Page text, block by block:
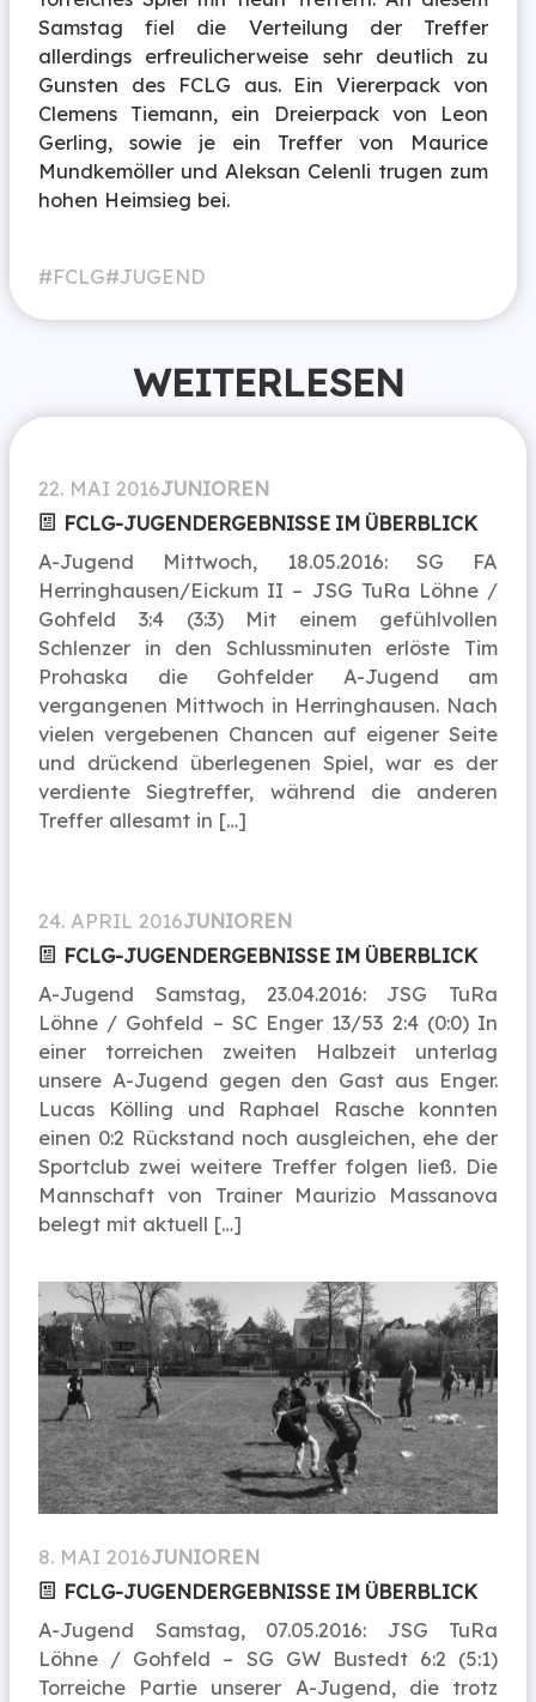
Samstag fiel die Verteilung der Treffer
allerdings erfreulicherweise sehr deutlich zu
Gunsten des FCLG aus. Ein Viererpack von
Clemens Tiemann, ein Dreierpack von Leon
Gerling, sowie je ein Treffer von Maurice
Mundkemöller und Aleksan Celenli trugen zum
hohen Heimsieg bei.
FCLG JUGEND
WEITERLESEN
22. MAI 2016JUNIOREN
FCLG-JUGENDERGEBNISSE IM ÜBERBLICK
A-Jugend Mittwoch, 18.05.2016: SG FA
Herringhausen/Eickum II – JSG TuRa Löhne /
Gohfeld 3:4 (3:3) Mit einem gefühlvollen
Schlenzer in den Schlussminuten erlöste Tim
Prohaska die Gohfelder A-Jugend am
vergangenen Mittwoch in Herringhausen. Nach
vielen vergebenen Chancen auf eigener Seite
und drückend überlegenen Spiel, war es der
verdiente Siegtreffer, während die anderen
Treffer allesamt in […]
24. APRIL 2016JUNIOREN
FCLG-JUGENDERGEBNISSE IM ÜBERBLICK
A-Jugend Samstag, 23.04.2016: JSG TuRa
Löhne / Gohfeld – SC Enger 13/53 2:4 (0:0) In
einer torreichen zweiten Halbzeit unterlag
unsere A-Jugend gegen den Gast aus Enger.
Lucas Kölling und Raphael Rasche konnten
einen 0:2 Rückstand noch ausgleichen, ehe der
Sportclub zwei weitere Treffer folgen ließ. Die
Mannschaft von Trainer Maurizio Massanova
belegt mit aktuell […]
8. MAI 2016JUNIOREN
FCLG-JUGENDERGEBNISSE IM ÜBERBLICK
A-Jugend Samstag, 07.05.2016: JSG TuRa
Löhne / Gohfeld – SG GW Bustedt 6:2 (5:1)
Torreiche Partie unserer A-Jugend, die trotz